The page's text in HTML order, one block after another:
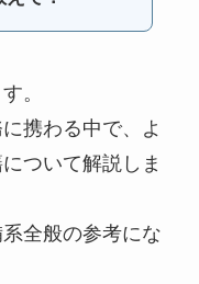
。
携わる中で、よ
ついて解説しま
全般の参考にな